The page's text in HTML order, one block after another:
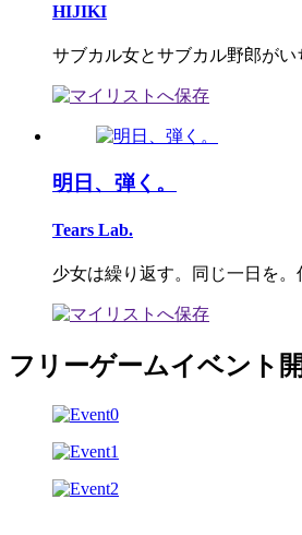
HIJIKI
サブカル女とサブカル野郎がい
明日、弾く。
Tears Lab.
少女は繰り返す。同じ一日を。
フリーゲームイベント